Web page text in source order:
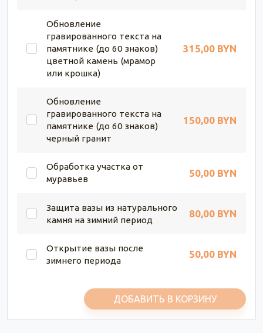
Обновление
гравированного текста на
памятнике (до 60 знаков)
цветной камень (мрамор
или крошка)
315,00 BYN
Обновление
гравированного текста на
памятнике (до 60 знаков)
черный гранит
150,00 BYN
Обработка участка от
муравьев
50,00 BYN
Защита вазы из натурального
камня на зимний период
80,00 BYN
Открытие вазы после
зимнего периода
50,00 BYN
ДОБАВИТЬ В КОРЗИНУ